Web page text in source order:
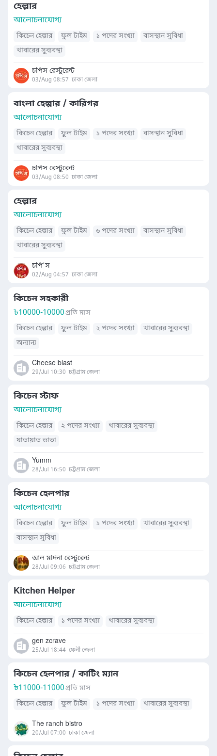
হেল্পার
আলোচনাযোগ্য
কিচেন হেল্পার ফুল টাইম ১ পদের সংখ্যা
বাসস্থান সুবিধা
খাবারের সুব্যবস্থা
চপিস রেস্টুরেন্ট
03/Aug 08:57 ঢাকা জেলা
বাংলা হেল্পার / কারিগর
আলোচনাযোগ্য
কিচেন হেল্পার ফুল টাইম ১ পদের সংখ্যা
বাসস্থান সুবিধা
খাবারের সুব্যবস্থা
চপিস রেস্টুরেন্ট
03/Aug 08:50 ঢাকা জেলা
হেল্পার
আলোচনাযোগ্য
কিচেন হেল্পার ফুল টাইম ৬ পদের সংখ্যা
বাসস্থান সুবিধা
খাবারের সুব্যবস্থা
চপি'স
02/Aug 04:57 ঢাকা জেলা
কিচেন সহকারী
৳10000-10000প্রতি মাস
কিচেন হেল্পার
ফুল টাইম ২ পদের সংখ্যা
খাবারের সুব্যবস্থা
অন্যান্য
Cheese blast
29/Jul 10:30 চট্টগ্রাম জেলা
কিচেন স্টাফ
আলোচনাযোগ্য
কিচেন হেল্পার ২ পদের সংখ্যা
খাবারের সুব্যবস্থা
যাতায়াত ভাতা
Yumm
28/Jul 16:50 চট্টগ্রাম জেলা
কিচেন হেলপার
আলোচনাযোগ্য
কিচেন হেল্পার ফুল টাইম ১ পদের সংখ্যা
খাবারের সুব্যবস্থা
বাসস্থান সুবিধা
আল মদিনা রেস্টুরেন্ট
28/Jul 09:06 চট্টগ্রাম জেলা
Kitchen Helper
আলোচনাযোগ্য
কিচেন হেল্পার ১ পদের সংখ্যা খাবারের সুব্যবস্থা
gen zcrave
25/Jul 18:44 ফেনী জেলা
কিচেন হেলপার / কাটিং ম্যান
৳11000-11000প্রতি মাস
কিচেন হেল্পার
ফুল টাইম ১ পদের সংখ্যা খাবারের সুব্যবস্থা
The ranch bistro
20/Jul 07:00 ঢাকা জেলা